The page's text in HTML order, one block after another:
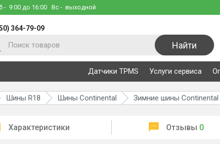
- 9:00 до 16:00 Вс - выходной
364-79-09
Найти
Датчики TPMS Услуги сервиса
Шины R18 Шины Continental Зимние шины Continental
Характеристики Отзывы 0